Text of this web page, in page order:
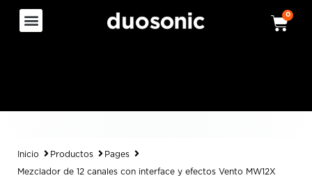
0
Inicio Productos Pages
Mezclador de 12 canales con interface y efectos Vento MW12X